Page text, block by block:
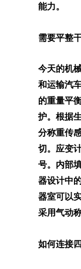
能力。
需要平整
今天的机
和运输汽
的重量平
护。根据
分称重传
切。应变
号。内部
器设计中
器室可以
采用气动
如何连接